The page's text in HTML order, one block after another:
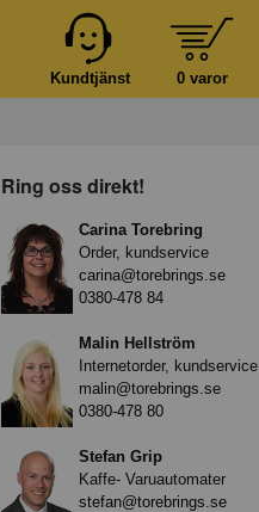
0 varor
Kundtjänst
Ring oss direkt!
Carina Torebring
Order, kundservice
carina@torebrings.se
0380-478 84
Malin Hellström
Internetorder, kundservice
malin@torebrings.se
0380-478 80
Stefan Grip
Kaffe- Varuautomater
stefan@torebrings.se